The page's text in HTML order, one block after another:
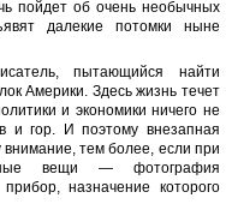
пойдет об очень необычных
далекие потомки ныне
пытающийся найти
Америки. Здесь жизнь течет
и экономики ничего не
и гор. И поэтому внезапная
внимание, тем более, если при
вещи — фотография
назначение которого